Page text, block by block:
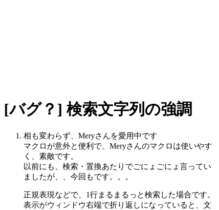
[バグ？] 検索文字列の強調
相も変わらず、Meryさんを愛用中です
マクロが意外と便利で、Meryさんのマクロは使いやす
く、素敵です。
以前にも、検索・置換あたりでごにょごにょ言ってい
ましたが、、今回もです。。。
正規表現などで、1行まるまるっと検索した場合です。
表示がウィンドウ右端で折り返しになっていると、文